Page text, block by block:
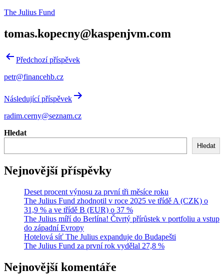
Přejít
obsahu
The Julius Fund
tomas.kopecny@kaspenjvm.com
Navigace
příspěvek
Předchozí příspěvek
petr@financehb.cz
Následující příspěvek
radim.cerny@seznam.cz
Hledat
Hledat
Nejnovější příspěvky
Deset procent výnosu za první tři měsíce roku
The Julius Fund zhodnotil v roce 2025 ve třídě A (CZK) o
31,9 % a ve třídě B (EUR) o 37 %
The Julius míří do Berlína! Čtvrtý přírůstek v portfoliu a vstup
do západní Evropy
Hotelová síť The Julius expanduje do Budapešti
The Julius Fund za první rok vydělal 27,8 %
Nejnovější komentáře